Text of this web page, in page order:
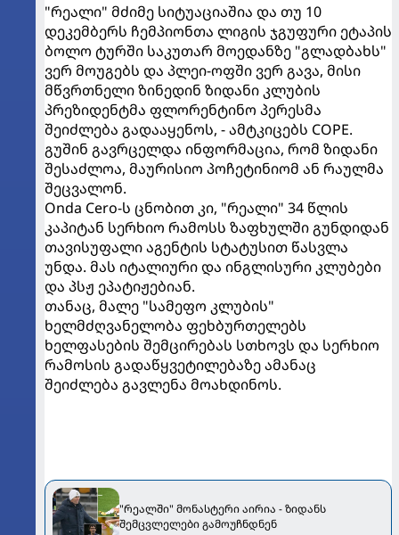
"რეალი" მძიმე სიტუაციაშია და თუ 10
დეკემბერს ჩემპიონთა ლიგის ჯგუფური ეტაპის
ბოლო ტურში საკუთარ მოედანზე "გლადბახს"
ვერ მოუგებს და პლეი-ოფში ვერ გავა, მისი
მწვრთნელი ზინედინ ზიდანი კლუბის
პრეზიდენტმა ფლორენტინო პერესმა
შეიძლება გადააყენოს, - ამტკიცებს COPE.
გუშინ გავრცელდა ინფორმაცია, რომ ზიდანი
შესაძლოა, მაურისიო პოჩეტინიომ ან რაულმა
შეცვალონ.
Onda Cero-ს ცნობით კი, "რეალი" 34 წლის
კაპიტან სერხიო რამოსს ზაფხულში გუნდიდან
თავისუფალი აგენტის სტატუსით წასვლა
უნდა. მას იტალიური და ინგლისური კლუბები
და პსჟ ეპატიჟებიან.
თანაც, მალე "სამეფო კლუბის"
ხელმძღვანელობა ფეხბურთელებს
ხელფასების შემცირებას სთხოვს და სერხიო
რამოსის გადაწყვეტილებაზე ამანაც
შეიძლება გავლენა მოახდინოს.
"რეალში" მონასტერი აირია - ზიდანს
შემცვლელები გამოუჩნდნენ